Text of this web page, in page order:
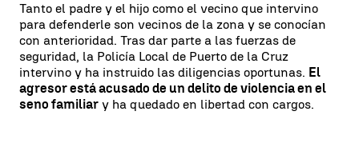
Tanto el padre y el hijo como el vecino que intervino
para defenderle son vecinos de la zona y se conocían
con anterioridad. Tras dar parte a las fuerzas de
seguridad, la Policía Local de Puerto de la Cruz
intervino y ha instruido las diligencias oportunas. El
agresor está acusado de un delito de violencia en el
seno familiar y ha quedado en libertad con cargos.